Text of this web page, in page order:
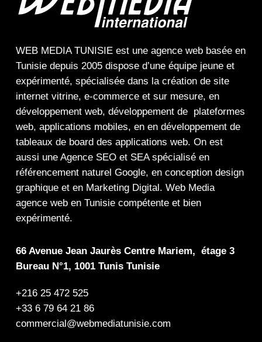
WEB MEDIA TUNISIEest une agence webbasée en
Tunisie depuis 2005 dispose d’une équipe jeune et
expérimenté, spécialisée dans la création de site
internet vitrine, e-commerceet sur mesure, en
développement web, développement de plateformes
web, applications mobiles, en en développement de
tableaux de boarddes applications web. On est
aussi une Agence SEOet SEAspécialisé en
référencement naturel Google, en conception design
graphiqueet en Marketing Digital. Web Media
agence web en Tunisie compétente et bien
expérimenté.
66 Avenue Jean Jaurès Centre Mariem, étage 3
Bureau N°1, 1001 Tunis Tunisie
+216 25 472 525
+33 6 79 64 21 86
commercial@webmediatunisie.com